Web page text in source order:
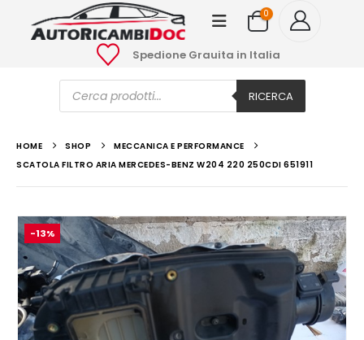
0
Spedione Grauita in Italia
Ricerca
prodotti RICERCA
HOME SHOP
MECCANICA E PERFORMANCE
SCATOLA FILTRO ARIA MERCEDES-BENZ W204 220 250CDI 651911
-13%